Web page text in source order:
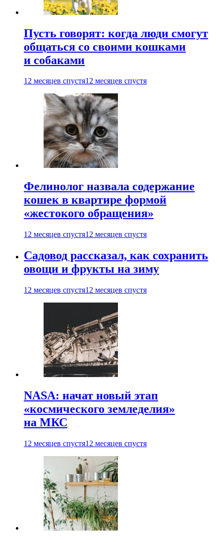
Пусть говорят: когда люди смогут
общаться со своими кошками
и собаками
12 месяцев спустя12 месяцев спустя
Фелинолог назвала содержание
кошек в квартире формой
«жестокого обращения»
12 месяцев спустя12 месяцев спустя
Садовод рассказал, как сохранить
овощи и фрукты на зиму
12 месяцев спустя12 месяцев спустя
NASA: начат новый этап
«космического земледелия»
на МКС
12 месяцев спустя12 месяцев спустя